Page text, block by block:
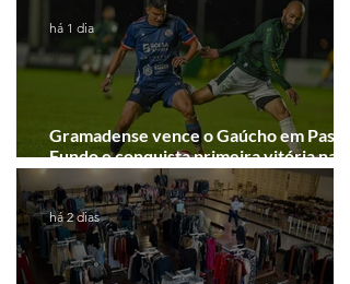
Gramadense vence o Gaúcho em Passo
Fundo e conquista primeira vitória na
Série A2
há 1 dia
há 2 dias